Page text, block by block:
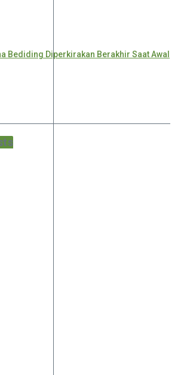
Bediding Diperkirakan Berakhir Saat Awal